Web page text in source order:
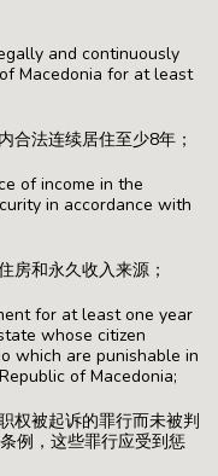
and continuously
Macedonia for at least
合法连续居住至少8年；
of income in the
in accordance with
房和永久收入来源；
for at least one year
whose citizen
which are punishable in
of Macedonia;
权被起诉的罪行而未被判
例，这些罪行应受到惩